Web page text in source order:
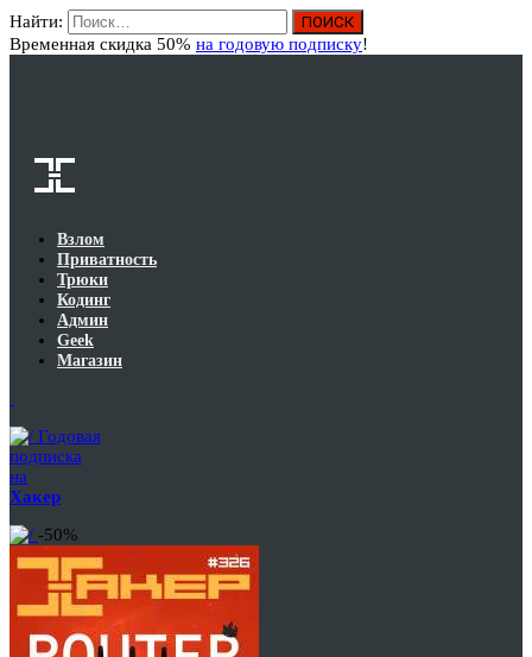
Найти:
Временная скидка 50% на годовую подписку!
Взлом
Приватность
Трюки
Кодинг
Админ
Geek
Магазин
Годовая
подписка
на
Хакер
-50%